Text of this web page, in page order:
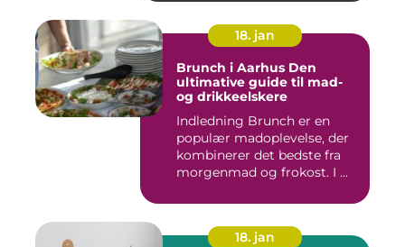
18. jan
Brunch i Aarhus Den
ultimative guide til mad-
og drikkeelskere
Indledning Brunch er en
populær madoplevelse, der
kombinerer det bedste fra
morgenmad og frokost. I ...
18. jan